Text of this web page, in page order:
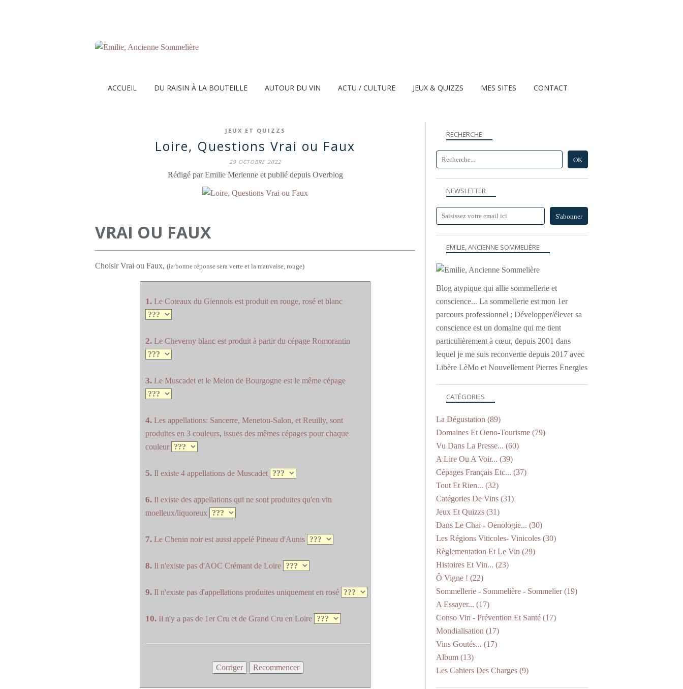
ACCUEIL DU RAISIN À LA BOUTEILLE AUTOUR DU VIN ACTU / CULTURE JEUX & QUIZZS MES SITES CONTACT
JEUX ET QUIZZS
Loire, Questions Vrai ou Faux
29 OCTOBRE 2022
Rédigé par Emilie Merienne et publié depuis Overblog
VRAI OU FAUX
Choisir Vrai ou Faux, (la bonne réponse sera verte et la mauvaise, rouge)
1. Le Coteaux du Giennois est produit en rouge, rosé et blanc
2. Le Cheverny blanc est produit à partir du cépage Romorantin
3. Le Muscadet et le Melon de Bourgogne est le même cépage
4. Les appellations: Sancerre, Menetou-Salon, et Reuilly, sont
produites en 3 couleurs, issues des mêmes cépages pour chaque
couleur
5. Il existe 4 appellations de Muscadet
6. Il existe des appellations qui ne sont produites qu'en vin
moelleux/liquoreux
7. Le Chenin noir est aussi appelé Pineau d'Aunis
8. Il n'existe pas d'AOC Crémant de Loire
9. Il n'existe pas d'appellations produites uniquement en rosé
10. Il n'y a pas de 1er Cru et de Grand Cru en Loire
NEWSLETTER
RECHERCHE
EMILIE, ANCIENNE SOMMELIÈRE
Blog atypique qui allie sommellerie et
conscience... La sommellerie est mon 1er
parcours professionnel ; Développer/élever sa
conscience est un domaine qui me tient
particulièrement à cœur, depuis 2001 dans
lequel je me suis reconvertie depuis 2017 avec
Libère LèMo et Nouvellement Pierres Energies
CATÉGORIES
La Dégustation (89)
Domaines Et Oeno-Tourisme (79)
Vu Dans La Presse... (60)
A Lire Ou A Voir... (39)
Cépages Français Etc... (37)
Tout Et Rien... (32)
Catégories De Vins (31)
Jeux Et Quizzs (31)
Dans Le Chai - Oenologie... (30)
Les Régions Viticoles- Vinicoles (30)
Règlementation Et Le Vin (29)
Histoires Et Vin... (23)
Ô Vigne ! (22)
Sommellerie - Sommelière - Sommelier(19)
A Essayer... (17)
Conso Vin - Prévention Et Santé (17)
Mondialisation (17)
Vins Goutés... (17)
Album (13)
Les Cahiers Des Charges (9)